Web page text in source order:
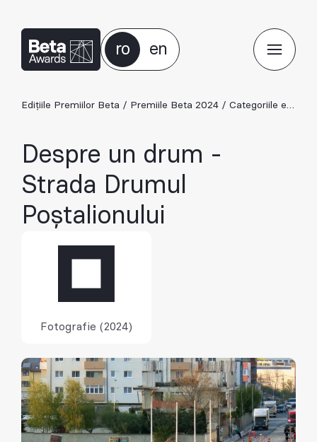
ro en
Edițiile Premiilor Beta / Premiile Beta 2024 / Categoriile ediției 2024
Despre un drum -
Strada Drumul
Poștalionului
Fotografie (2024)